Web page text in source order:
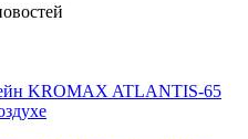
KROMAX ATLANTIS-65